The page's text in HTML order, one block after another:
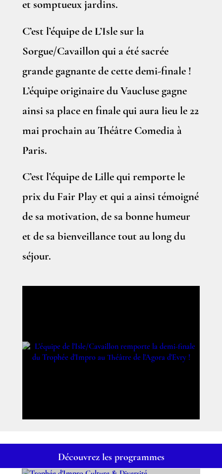
et somptueux jardins.
C’est l’équipe de L’Isle sur la
Sorgue/Cavaillon qui a été sacrée
grande gagnante de cette demi-finale !
L’équipe originaire du Vaucluse gagne
ainsi sa place en finale qui aura lieu le 22
mai prochain au Théâtre Comedia à
Paris.
C’est l’équipe de Lille qui remporte le
prix du Fair Play et qui a ainsi témoigné
de sa motivation, de sa bonne humeur
et de sa bienveillance tout au long du
séjour.
Découvrez les programmes